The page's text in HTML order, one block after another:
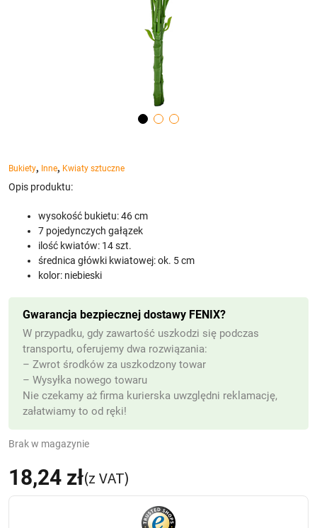
Bukiety, Inne, Kwiaty sztuczne
18,24 zł(z VAT)
Opis produktu:
wysokość bukietu: 46 cm
7 pojedynczych gałązek
ilość kwiatów: 14 szt.
średnica główki kwiatowej: ok. 5 cm
kolor: niebieski
Brak w magazynie
Gwarancja bezpiecznej dostawy FENIX?
W przypadku, gdy zawartość uszkodzi się podczas
transportu, oferujemy dwa rozwiązania:
– Zwrot środków za uszkodzony towar
– Wysyłka nowego towaru
Nie czekamy aż firma kurierska uwzględni reklamację,
załatwiamy to od ręki!